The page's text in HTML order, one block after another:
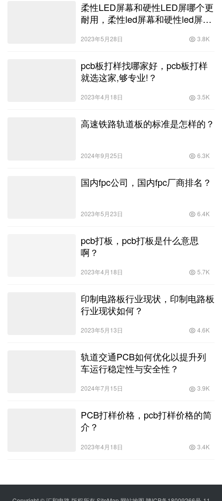
柔性LED屏幕和硬性LED屏哪个更
耐用，柔性led屏幕和硬性led屏哪
2023年5月28日 3.8K
pcb板打样找哪家好，pcb板打样
就选这家,够专业!？
2023年4月18日 3.5K
高速铁路轨道板的标准是怎样的？
2024年9月25日 6.3K
国内fpc公司，国内fpc厂商排名？
2023年5月23日 6.4K
pcb打板，pcb打板是什么意思
啊？
2023年4月18日 5.7K
印制电路板行业现状，印制电路板
行业现状如何？
2023年5月13日 4.6K
轨道交通PCB如何优化以提升列
车运行稳定性与安全性？
2024年7月15日 3.9K
PCB打样价格，pcb打样价格的简
介？
2023年4月18日 3.4K